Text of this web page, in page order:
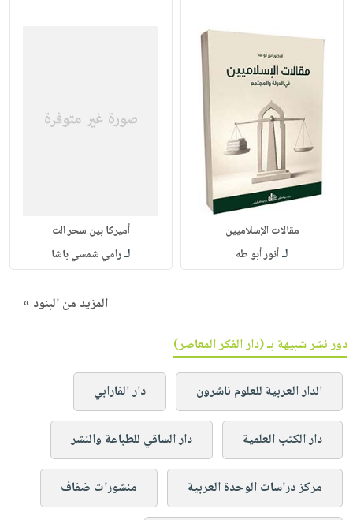
مقالات الإسلاميين
لـأنور أبو طه
أميركا بين سحر الت
لـرامي شمسي باشا
المزيد من البنود »
دور نشر شبيهة بـ (دار الفكر المعاصر)
الدار العربية للعلوم ناشرون دار الفارابي
دار الكتب العلمية دار الساقي للطباعة والنشر
مركز دراسات الوحدة العربية منشورات ضفاف